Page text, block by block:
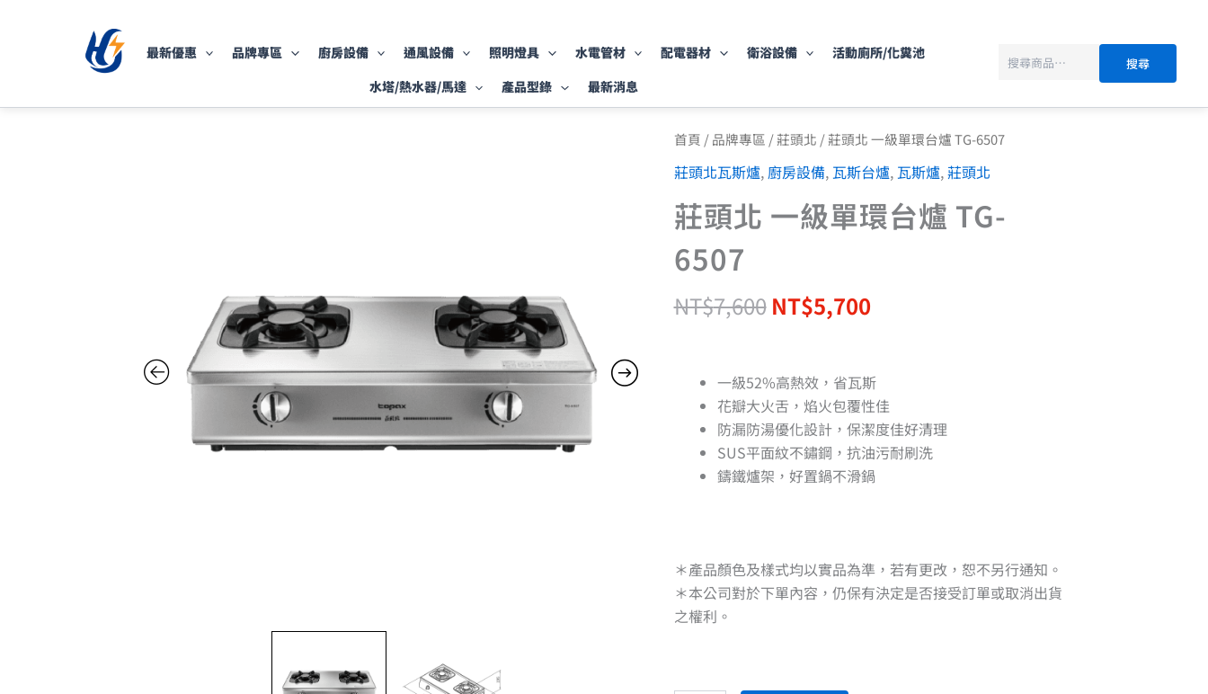
內
最新優惠 品牌專區 廚房設備 通風設備 照明燈具 水電管材 配電器材 衛浴設備
活動廁所/化糞池
水塔/熱水器/馬達
產品型錄 最新消息
搜尋
首頁 /品牌專區 /莊頭北 / 莊頭北 一級單環台爐 TG-6507
莊頭北瓦斯爐, 廚房設備, 瓦斯台爐, 瓦斯爐,莊頭北
莊頭北 一級單環台爐 TG-
6507
NT$7,600
原
始
價
格：
NT$7,600。
NT$5,700
目
前
價
格：
NT$5,700。
一級52%高熱效，省瓦斯
花瓣大火舌，焰火包覆性佳
防漏防湯優化設計，保潔度佳好清理
SUS平面紋不鏽鋼，抗油污耐刷洗
鑄鐵爐架，好置鍋不滑鍋
＊產品顏色及樣式均以實品為準，若有更改，恕不另行通知。
＊本公司對於下單內容，仍保有決定是否接受訂單或取消出貨
之權利。
莊
北
級
單
台
TG-
6507